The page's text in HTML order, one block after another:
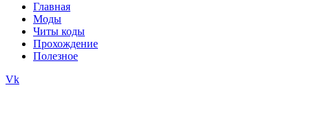
Главная
Моды
Читы коды
Прохождение
Полезное
Vk